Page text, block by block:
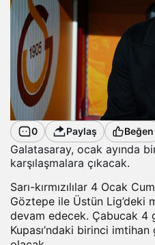
0 Paylaş Beğen
Galatasaray, ocak ayında
karşılaşmalara çıkacak.
Sarı-kırmızılılar 4 Ocak
Göztepe ile Üstün Lig’deki
devam edecek. Çabucak 4
Kupası’ndaki birinci